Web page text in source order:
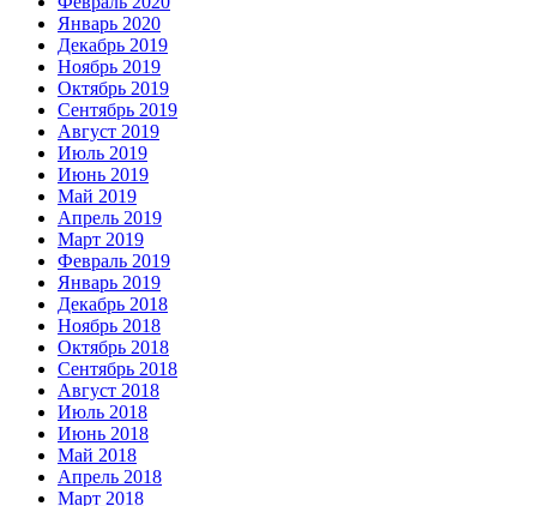
Январь 2020
Декабрь 2019
Ноябрь 2019
Октябрь 2019
Сентябрь 2019
Август 2019
Июль 2019
Июнь 2019
Май 2019
Апрель 2019
Март 2019
Февраль 2019
Январь 2019
Декабрь 2018
Ноябрь 2018
Октябрь 2018
Сентябрь 2018
Август 2018
Июль 2018
Июнь 2018
Май 2018
Апрель 2018
Март 2018